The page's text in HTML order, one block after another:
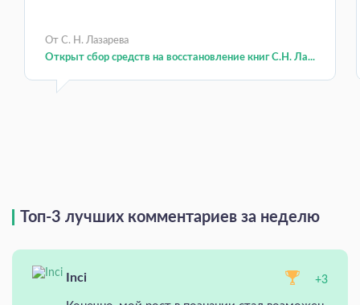
От С. Н. Лазарева
Открыт сбор средств на восстановление книг С.Н. Ла...
Топ-3 лучших комментариев за неделю
Inci +3